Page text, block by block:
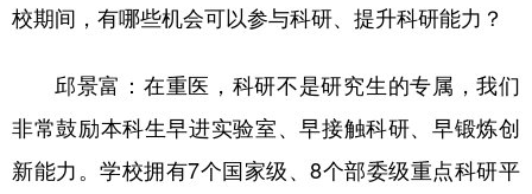
校期间，有哪些机会可以参与科研、提升科研能力？
邱景富：在重医，科研不是研究生的专属，我们
非常鼓励本科生早进实验室、早接触科研、早锻炼创
新能力。学校拥有7个国家级、8个部委级重点科研平